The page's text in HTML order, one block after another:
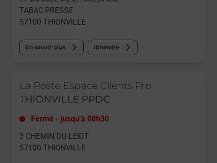
TABAC PRESSE
57100 THIONVILLE
En savoir plus Itinéraire
La Poste Espace Clients Pro
THIONVILLE PPDC
Fermé - jusqu'à 08h30
3 CHEMIN DU LEIDT
57100 THIONVILLE